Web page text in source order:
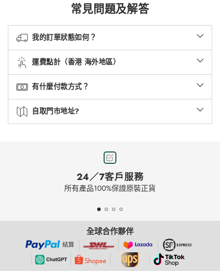
常見問題及解答
我的訂單狀態如何？
運費點計（香港 海外地區）
有什麼付款方式？
自取門市地址?
24／7客戶服務
所有產品100%保證原裝正貨
全球合作夥伴
結算